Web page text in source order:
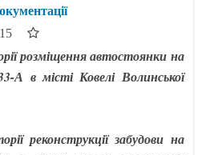
розміщення автостоянки на
А в місті Ковелі Волинської
реконструкції забудови на